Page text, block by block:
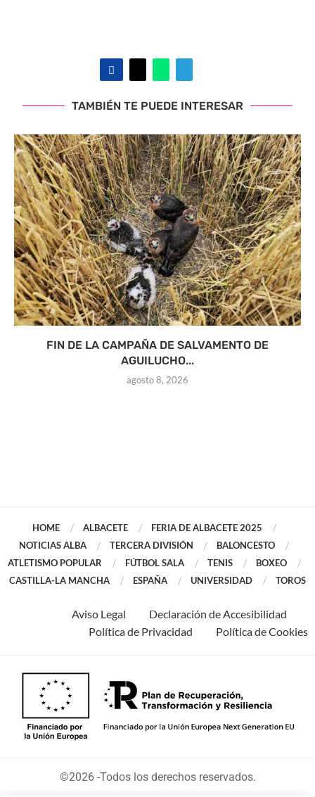
TAMBIÉN TE PUEDE INTERESAR
FIN DE LA CAMPAÑA DE SALVAMENTO DE
AGUILUCHO...
agosto 8, 2026
HOME ALBACETE
FERIA DE ALBACETE 2025
NOTICIAS ALBA
TERCERA DIVISIÓN
BALONCESTO
ATLETISMO POPULAR
FÚTBOL SALA TENIS
BOXEO
CASTILLA-LA MANCHA
ESPAÑA UNIVERSIDAD TOROS
Aviso Legal
Declaración de Accesibilidad
Política de Privacidad
Política de Cookies
©2026 -Todos los derechos reservados.